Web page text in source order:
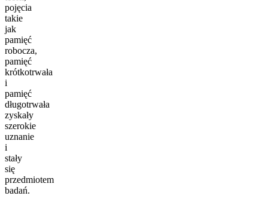
pojęcia
takie
jak
pamięć
robocza,
pamięć
krótkotrwała
i
pamięć
długotrwała
zyskały
szerokie
uznanie
i
stały
się
przedmiotem
badań.